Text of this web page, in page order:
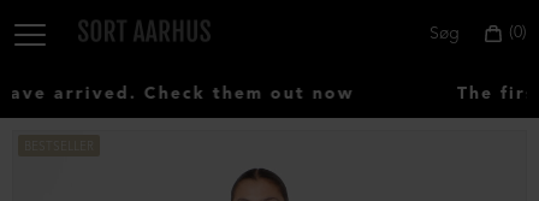
0
Søg
arrived. Check them out now The first